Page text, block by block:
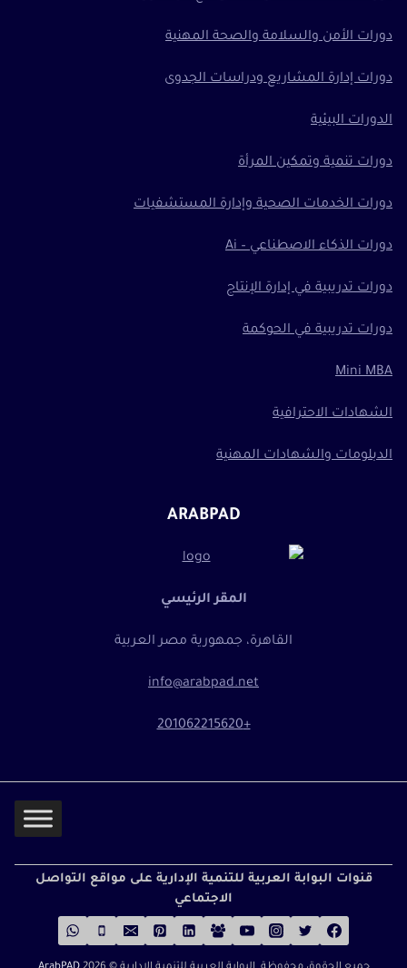
دورات الأمن والسلامة والصحة المهنية
دورات إدارة المشاريع ودراسات الجدوى
الدورات البيئية
دورات تنمية وتمكين المرأة
دورات الخدمات الصحية وإدارة المستشفيات
دورات الذكاء الاصطناعي – Ai
دورات تدريبية في إدارة الإنتاج
دورات تدريبية في الحوكمة
Mini MBA
الشهادات الاحترافية
الدبلومات والشهادات المهنية
ARABPAD
المقر الرئيسي
القاهرة، جمهورية مصر العربية
info@arabpad.net
+201062215620
قنوات البوابة العربية للتنمية الإدارية على مواقع التواصل
الاجتماعي